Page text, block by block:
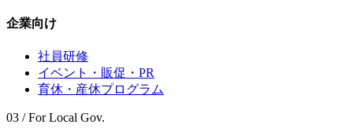
企業向け
社員研修
イベント・販促・PR
育休・産休プログラム
03 / For Local Gov.